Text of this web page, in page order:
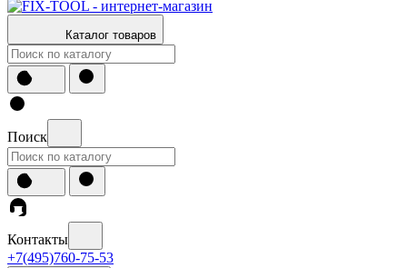
Каталог товаров
Поиск
Контакты
+7(495)760-75-53